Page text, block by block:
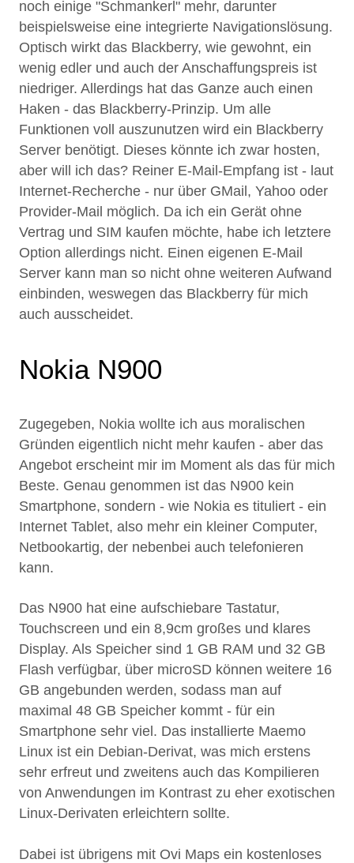
noch einige "Schmankerl" mehr, darunter
beispielsweise eine integrierte Navigationslösung.
Optisch wirkt das Blackberry, wie gewohnt, ein
wenig edler und auch der Anschaffungspreis ist
niedriger. Allerdings hat das Ganze auch einen
Haken - das Blackberry-Prinzip. Um alle
Funktionen voll auszunutzen wird ein Blackberry
Server benötigt. Dieses könnte ich zwar hosten,
aber will ich das? Reiner E-Mail-Empfang ist - laut
Internet-Recherche - nur über GMail, Yahoo oder
Provider-Mail möglich. Da ich ein Gerät ohne
Vertrag und SIM kaufen möchte, habe ich letztere
Option allerdings nicht. Einen eigenen E-Mail
Server kann man so nicht ohne weiteren Aufwand
einbinden, weswegen das Blackberry für mich
auch ausscheidet.
Nokia N900
Zugegeben, Nokia wollte ich aus moralischen
Gründen eigentlich nicht mehr kaufen - aber das
Angebot erscheint mir im Moment als das für mich
Beste. Genau genommen ist das N900 kein
Smartphone, sondern - wie Nokia es tituliert - ein
Internet Tablet, also mehr ein kleiner Computer,
Netbookartig, der nebenbei auch telefonieren
kann.
Das N900 hat eine aufschiebare Tastatur,
Touchscreen und ein 8,9cm großes und klares
Display. Als Speicher sind 1 GB RAM und 32 GB
Flash verfügbar, über microSD können weitere 16
GB angebunden werden, sodass man auf
maximal 48 GB Speicher kommt - für ein
Smartphone sehr viel. Das installierte Maemo
Linux ist ein Debian-Derivat, was mich erstens
sehr erfreut und zweitens auch das Kompilieren
von Anwendungen im Kontrast zu eher exotischen
Linux-Derivaten erleichtern sollte.
Dabei ist übrigens mit Ovi Maps ein kostenloses